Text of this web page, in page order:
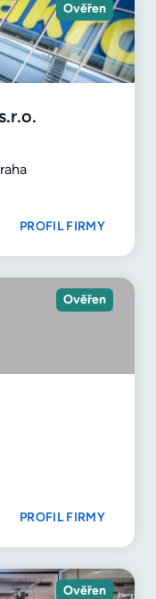
Ověřen
PROFIL FIRMY
Ověřen
PROFIL FIRMY
Ověřen